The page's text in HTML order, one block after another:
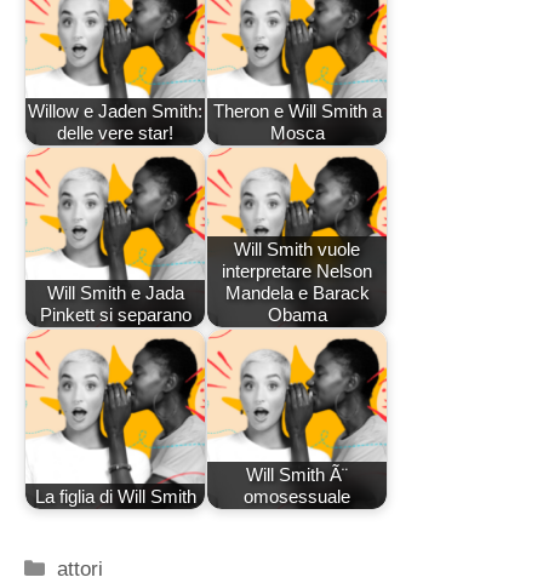
Willow e Jaden Smith:
delle vere star!
Theron e Will Smith a
Mosca
Will Smith e Jada
Pinkett si separano
Will Smith vuole
interpretare Nelson
Mandela e Barack
Obama
La figlia di Will Smith
Will Smith Ã¨
omosessuale
Categorie
attori